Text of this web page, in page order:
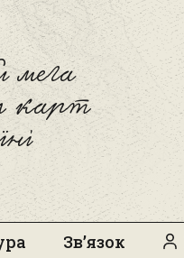
мега
карт
Зв’язок